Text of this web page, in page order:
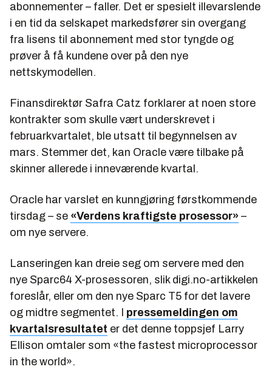
abonnementer – faller. Det er spesielt illevarslende
i en tid da selskapet markedsfører sin overgang
fra lisens til abonnement med stor tyngde og
prøver å få kundene over på den nye
nettskymodellen.
Finansdirektør Safra Catz forklarer at noen store
kontrakter som skulle vært underskrevet i
februarkvartalet, ble utsatt til begynnelsen av
mars. Stemmer det, kan Oracle være tilbake på
skinner allerede i inneværende kvartal.
Oracle har varslet en kunngjøring førstkommende
tirsdag – se «Verdens kraftigste prosessor» –
om nye servere.
Lanseringen kan dreie seg om servere med den
nye Sparc64 X-prosessoren, slik digi.no-artikkelen
foreslår, eller om den nye Sparc T5 for det lavere
og midtre segmentet. I pressemeldingen om
kvartalsresultatet er det denne toppsjef Larry
Ellison omtaler som «the fastest microprocessor
in the world».